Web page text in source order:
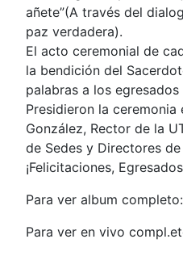
añete”(A través del
paz verdadera).
El acto ceremonial de
la bendición del
palabras a los egresados
Presidieron la ceremonia
González, Rector de la
de Sedes y Directores
¡Felicitaciones,
Para ver album completo:
Para ver en vivo